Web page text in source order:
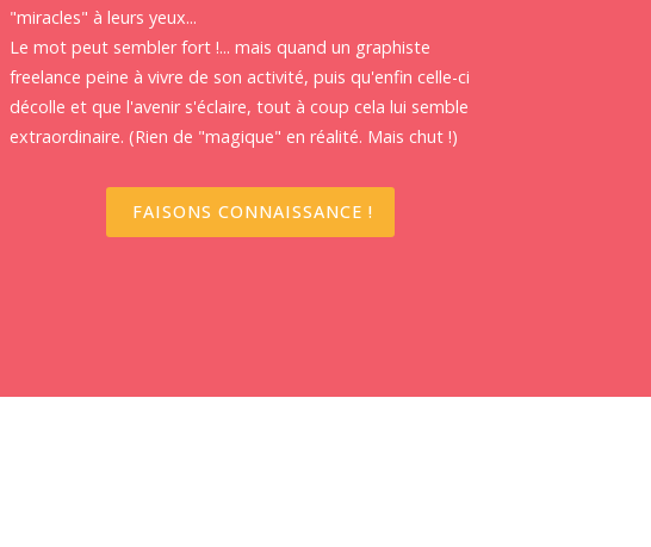
"miracles" à leurs yeux...
Le mot peut sembler fort !... mais quand un graphiste
freelance peine à vivre de son activité, puis qu'enfin celle-ci
décolle et que l'avenir s'éclaire, tout à coup cela lui semble
extraordinaire. (Rien de "magique" en réalité. Mais chut !)
FAISONS CONNAISSANCE !